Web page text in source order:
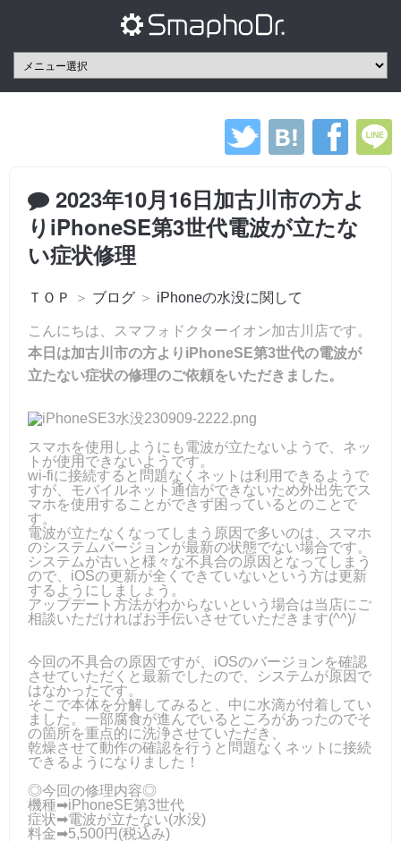
2023年10月16日加古川市の方よ
りiPhoneSE第3世代電波が立たな
い症状修理
ＴＯＰ ＞ ブログ ＞ iPhoneの水没に関して
こんにちは、スマフォドクターイオン加古川店です。
本日は加古川市の方よりiPhoneSE第3世代の電波が
立たない症状の修理のご依頼をいただきました。
スマホを使用しようにも電波が立たないようで、ネッ
トが使用できないようです。
wi-fiに接続すると問題なくネットは利用できるようで
すが、モバイルネット通信ができないため外出先でス
マホを使用することができず困っているとのことで
す。
電波が立たなくなってしまう原因で多いのは、スマホ
のシステムバージョンが最新の状態でない場合です。
システムが古いと様々な不具合の原因となってしまう
ので、iOSの更新が全くできていないという方は更新
するようにしましょう。
アップデート方法がわからないという場合は当店にご
相談いただければお手伝いさせていただきます(^^)/
今回の不具合の原因ですが、iOSのバージョンを確認
させていただくと最新でしたので、システムが原因で
はなかったです。
そこで本体を分解してみると、中に水滴が付着してい
ました。一部腐食が進んでいるところがあったのでそ
の箇所を重点的に洗浄させていただき、
乾燥させて動作の確認を行うと問題なくネットに接続
できるようになりました！
◎今回の修理内容◎
機種➡iPhoneSE第3世代
症状➡電波が立たない(水没)
料金➡5,500円(税込み)